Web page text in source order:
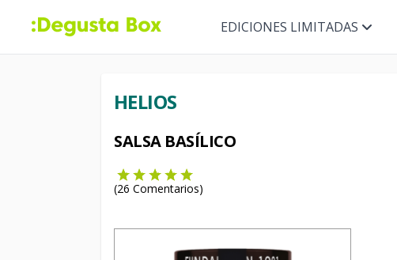
EDICIONES LIMITADAS
HELIOS
SALSA BASÍLICO
(26 Comentarios)